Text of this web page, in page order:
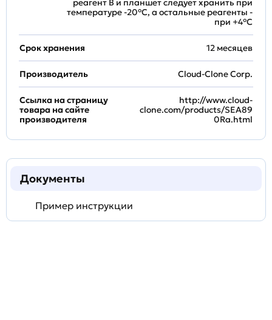
реагент B и планшет следует хранить при
температуре -20°C, а остальные реагенты -
при +4°С
Срок хранения 12 месяцев
Производитель Cloud-Clone Corp.
Ссылка на страницу
товара на сайте
производителя
http://www.cloud-
clone.com/products/SEA89
0Ra.html
Документы
Пример инструкции